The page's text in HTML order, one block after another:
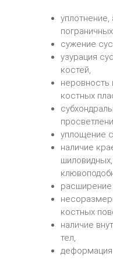
сужение
узурация
костей,
неровность
костных
уплощение
наличие
костных
наличие
тел,